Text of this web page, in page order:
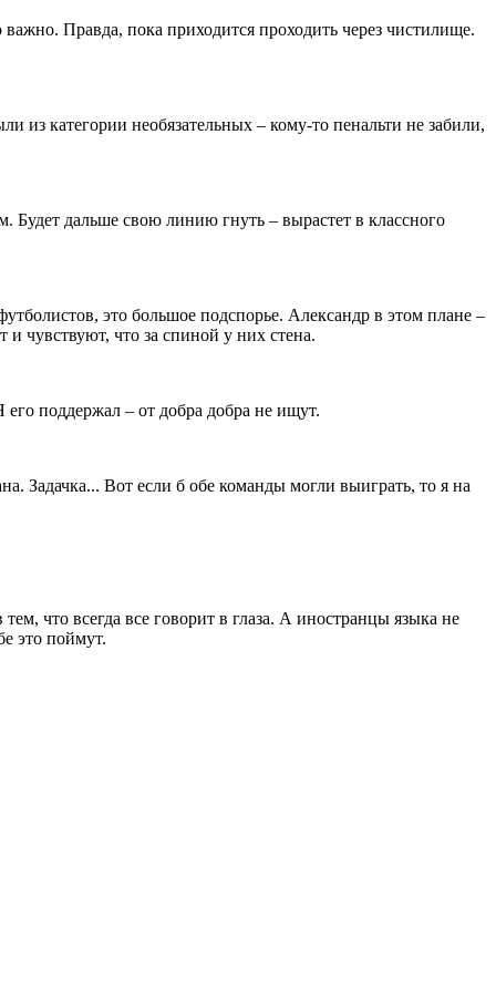
Правда, пока приходится проходить через чистилище.
из категории необязательных – кому-то пенальти не забили,
дальше свою линию гнуть – вырастет в классного
это большое подспорье. Александр в этом плане –
чувствуют, что за спиной у них стена.
его поддержал – от добра добра не ищут.
Вот если б обе команды могли выиграть, то я на
что всегда все говорит в глаза. А иностранцы языка не
это поймут.